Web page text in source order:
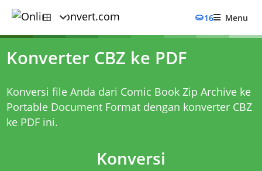
16 Menu
Konverter CBZ ke PDF
Konversi file Anda dari Comic Book Zip Archive ke
Portable Document Format dengan konverter CBZ
ke PDFini.
Konversi